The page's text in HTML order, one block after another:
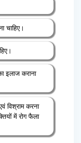
चाहिए।
इलाज कराना
विश्राम करना
में रोग फैला